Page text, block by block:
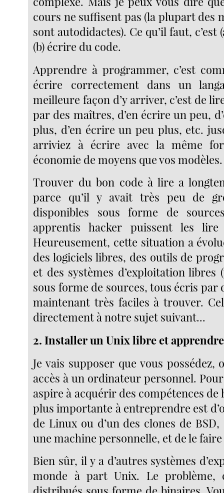
cours ne suffisent pas (la plupart des
sont autodidactes). Ce qu’il faut, c’est
(b) écrire du code.
Apprendre à programmer, c’est
écrire correctement dans un
meilleure façon d’y arriver, c’est de
par des maîtres, d’en écrire un peu,
plus, d’en écrire un peu plus, etc.
arriviez à écrire avec la même
économie de moyens que vos modèles.
Trouver du bon code à lire a
parce qu’il y avait très peu de
disponibles sous forme de
apprentis hacker puissent les
Heureusement, cette situation a
des logiciels libres, des outils de
et des systèmes d’exploitation libres
sous forme de sources, tous écris par
maintenant très faciles à trouver.
directement à notre sujet suivant...
2. Installer un Unix libre et apprendre
Je vais supposer que vous possédez,
accès à un ordinateur personnel.
aspire à acquérir des compétences de
plus importante à entreprendre est
de Linux ou d’un des clones de
une machine personnelle, et de le
Bien sûr, il y a d’autres systèmes
monde à part Unix. Le problème,